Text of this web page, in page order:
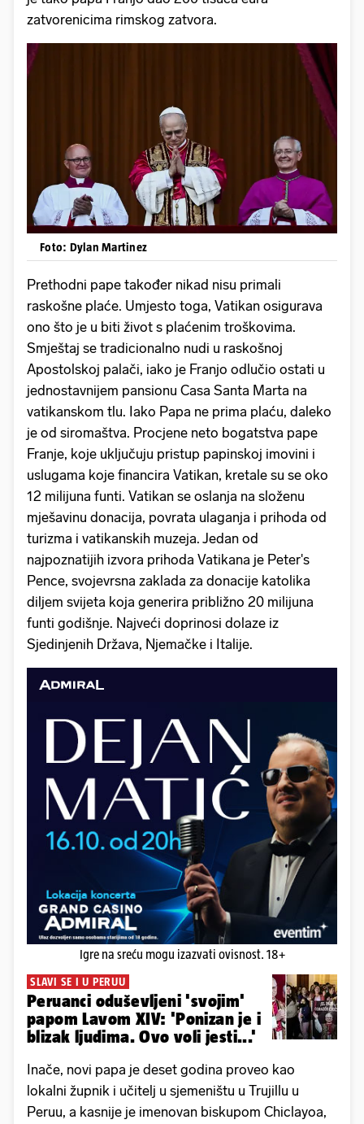
zatvorenicima rimskog zatvora.
Foto: Dylan Martinez
Prethodni pape također nikad nisu primali
raskošne plaće. Umjesto toga, Vatikan osigurava
ono što je u biti život s plaćenim troškovima.
Smještaj se tradicionalno nudi u raskošnoj
Apostolskoj palači, iako je Franjo odlučio ostati u
jednostavnijem pansionu Casa Santa Marta na
vatikanskom tlu. Iako Papa ne prima plaću, daleko
je od siromaštva. Procjene neto bogatstva pape
Franje, koje uključuju pristup papinskoj imovini i
uslugama koje financira Vatikan, kretale su se oko
12 milijuna funti. Vatikan se oslanja na složenu
mješavinu donacija, povrata ulaganja i prihoda od
turizma i vatikanskih muzeja. Jedan od
najpoznatijih izvora prihoda Vatikana je Peter's
Pence, svojevrsna zaklada za donacije katolika
diljem svijeta koja generira približno 20 milijuna
funti godišnje. Najveći doprinosi dolaze iz
Sjedinjenih Država, Njemačke i Italije.
Igre na sreću mogu izazvati ovisnost. 18+
SLAVI SE I U PERUU
Peruanci oduševljeni 'svojim'
papom Lavom XIV: 'Ponizan je i
blizak ljudima. Ovo voli jesti...'
Inače, novi papa je deset godina proveo kao
lokalni župnik i učitelj u sjemeništu u Trujillu u
Peruu, a kasnije je imenovan biskupom Chiclayoa,